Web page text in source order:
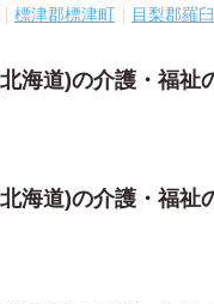
標津郡標津町 目梨郡羅
海道)の介護・福祉
海道)の介護・福祉